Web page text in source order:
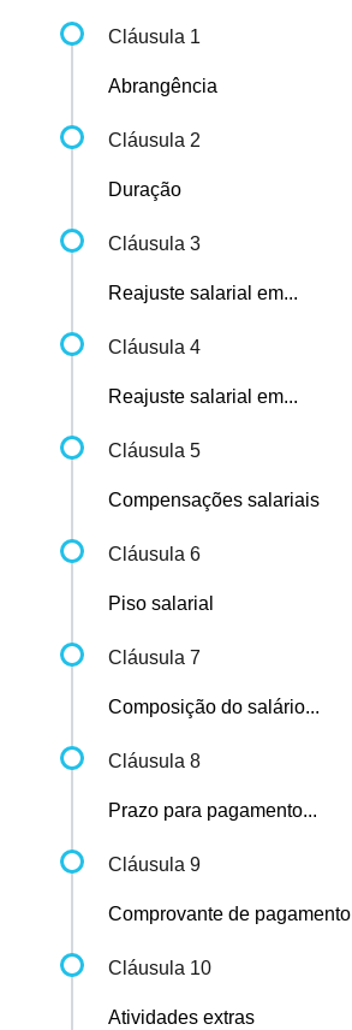
Cláusula 1
Abrangência
Cláusula 2
Duração
Cláusula 3
Reajuste salarial em...
Cláusula 4
Reajuste salarial em...
Cláusula 5
Compensações salariais
Cláusula 6
Piso salarial
Cláusula 7
Composição do salário...
Cláusula 8
Prazo para pagamento...
Cláusula 9
Comprovante de pagamento
Cláusula 10
Atividades extras